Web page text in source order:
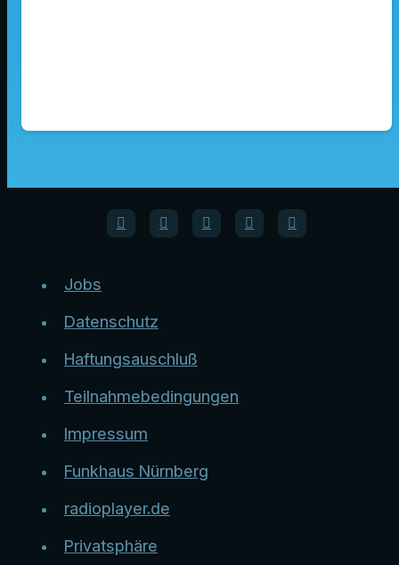
Jobs
Datenschutz
Haftungsauschluß
Teilnahmebedingungen
Impressum
Funkhaus Nürnberg
radioplayer.de
Privatsphäre